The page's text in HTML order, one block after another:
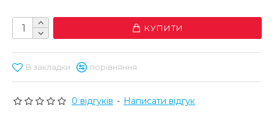
0 відгуків - Написати відгук
КУПИТИ
В закладки порівняння